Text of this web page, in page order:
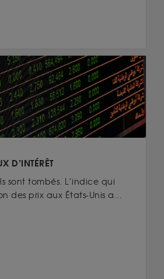
D’INTÉRÊT
sont tombés. L’indice qui
des prix aux États-Unis a...